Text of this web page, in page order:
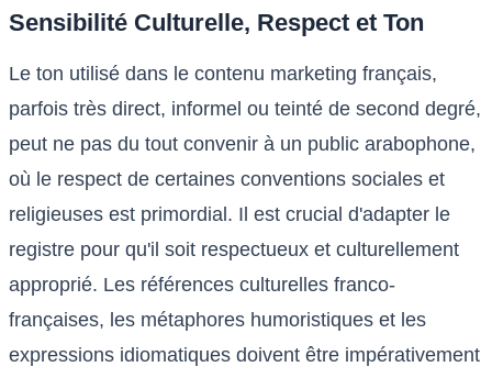
Sensibilité Culturelle, Respect et Ton
Le ton utilisé dans le contenu marketing français,
parfois très direct, informel ou teinté de second degré,
peut ne pas du tout convenir à un public arabophone,
où le respect de certaines conventions sociales et
religieuses est primordial. Il est crucial d'adapter le
registre pour qu'il soit respectueux et culturellement
approprié. Les références culturelles franco-
françaises, les métaphores humoristiques et les
expressions idiomatiques doivent être impérativement